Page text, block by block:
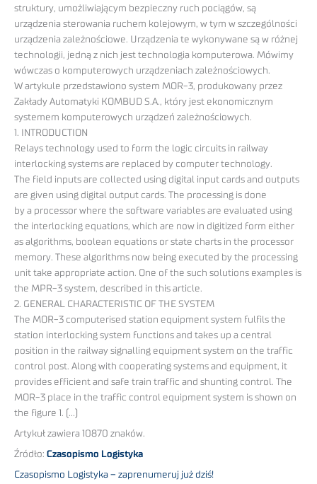
struktury, umożliwiającym bezpieczny ruch pociągów, są
urządzenia sterowania ruchem kolejowym, w tym w szczególności
urządzenia zależnościowe. Urządzenia te wykonywane są w różnej
technologii, jedną z nich jest technologia komputerowa. Mówimy
wówczas o komputerowych urządzeniach zależnościowych.
W artykule przedstawiono system MOR-3, produkowany przez
Zakłady Automatyki KOMBUD S.A., który jest ekonomicznym
systemem komputerowych urządzeń zależnościowych.
1. INTRODUCTION
Relays technology used to form the logic circuits in railway
interlocking systems are replaced by computer technology.
The field inputs are collected using digital input cards and outputs
are given using digital output cards. The processing is done
by a processor where the software variables are evaluated using
the interlocking equations, which are now in digitized form either
as algorithms, boolean equations or state charts in the processor
memory. These algorithms now being executed by the processing
unit take appropriate action. One of the such solutions examples is
the MPR-3 system, described in this article.
2. GENERAL CHARACTERISTIC OF THE SYSTEM
The MOR-3 computerised station equipment system fulfils the
station interlocking system functions and takes up a central
position in the railway signalling equipment system on the traffic
control post. Along with cooperating systems and equipment, it
provides efficient and safe train traffic and shunting control. The
MOR-3 place in the traffic control equipment system is shown on
the figure 1. (…)
Artykuł zawiera 10870 znaków.
Źródło: Czasopismo Logistyka
Czasopismo Logistyka – zaprenumeruj już dziś!